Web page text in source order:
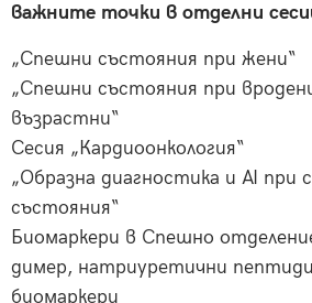
важните точки в отделни
„Спешни състояния при жени“
„Спешни състояния при
възрастни“
Сесия „Кардиоонкология“
„Образна диагностика и AI при
състояния“
Биомаркери в Спешно
димер, натриуретични
биомаркери